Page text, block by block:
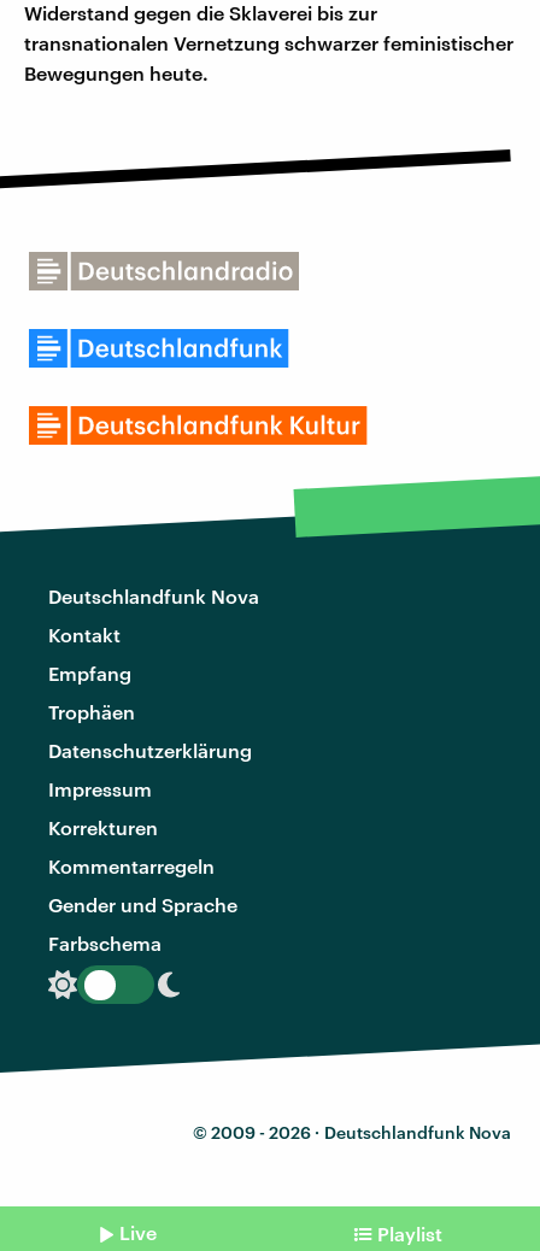
Widerstand gegen die Sklaverei bis zur
transnationalen Vernetzung schwarzer feministischer
Bewegungen heute.
Deutschlandfunk Nova
Kontakt
Empfang
Trophäen
Datenschutzerklärung
Impressum
Korrekturen
Kommentarregeln
Gender und Sprache
Farbschema
© 2009 - 2026 · Deutschlandfunk Nova
Live Playlist